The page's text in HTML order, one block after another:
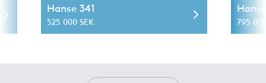
Hanse 341
525 000 SEK 795